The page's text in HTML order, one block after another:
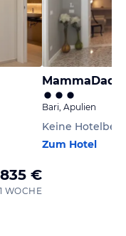
€
WOCHE
Bari, Apulien
Keine
Zum Hotel